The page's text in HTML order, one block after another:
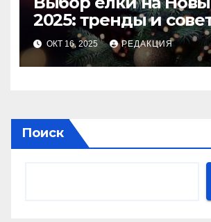
2025: тренды и
идеального
ОКТ 16, 2025 РЕДАКЦИЯ
Поиск